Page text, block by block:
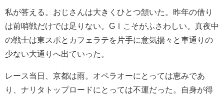
私が答える。おじさんは大きくひとつ頷いた。昨年の借り
は前哨戦だけでは足りない。GⅠこそがふさわしい。真夜中
の戦士は東スポとカフェラテを片手に意気揚々と車通りの
少ない大通りへ出ていった。
レース当日、京都は雨。オペラオーにとっては恵みであ
り、ナリタトップロードにとっては不運だった。自身が得